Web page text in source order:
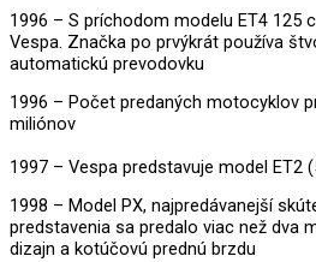
1996 – S príchodom modelu ET4 125
Vespa. Značka po prvýkrát používa
automatickú prevodovku
1996 – Počet predaných motocyklov
miliónov
1997 – Vespa predstavuje model ET2
1998 – Model PX, najpredávanejší
predstavenia sa predalo viac než dva
dizajn a kotúčovú prednú brzdu